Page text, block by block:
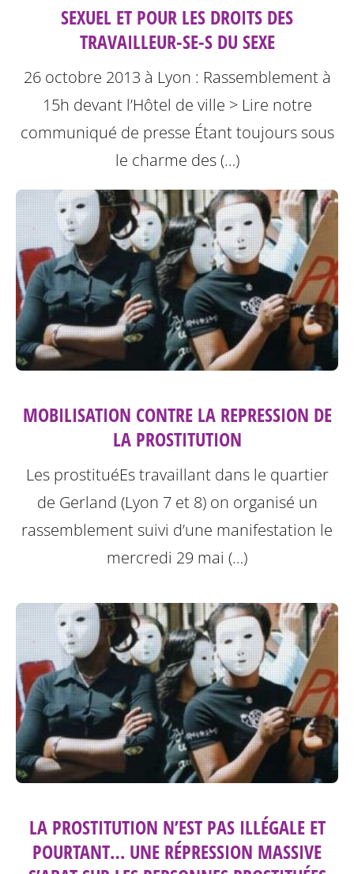
SEXUEL ET POUR LES DROITS DES
TRAVAILLEUR-SE-S DU SEXE
26 octobre 2013 à Lyon : Rassemblement à
15h devant l’Hôtel de ville > Lire notre
communiqué de presse Étant toujours sous
le charme des (…)
MOBILISATION CONTRE LA REPRESSION DE
LA PROSTITUTION
Les prostituéEs travaillant dans le quartier
de Gerland (Lyon 7 et 8) on organisé un
rassemblement suivi d’une manifestation le
mercredi 29 mai (…)
LA PROSTITUTION N’EST PAS ILLÉGALE ET
POURTANT… UNE RÉPRESSION MASSIVE